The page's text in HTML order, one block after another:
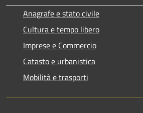
Anagrafe e stato civile
Cultura e tempo libero
Imprese e Commercio
Catasto e urbanistica
Mobilità e trasporti